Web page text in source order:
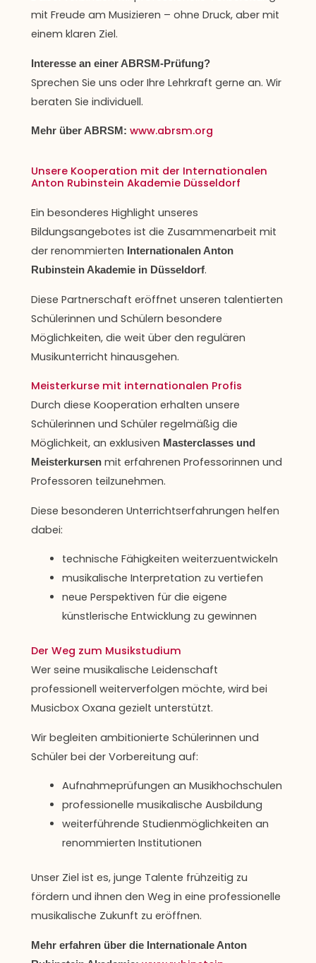
mit Freude am Musizieren – ohne Druck, aber mit
einem klaren Ziel.
Interesse an einer ABRSM-Prüfung?
Sprechen Sie uns oder Ihre Lehrkraft gerne an. Wir
beraten Sie individuell.
Mehr über ABRSM: www.abrsm.org
Unsere Kooperation mit der Internationalen
Anton Rubinstein Akademie Düsseldorf
Ein besonderes Highlight unseres
Bildungsangebotes ist die Zusammenarbeit mit
der renommierten
Internationalen Anton
Rubinstein Akademie in Düsseldorf.
Diese Partnerschaft eröffnet unseren talentierten
Schülerinnen und Schülern besondere
Möglichkeiten, die weit über den regulären
Musikunterricht hinausgehen.
Meisterkurse mit internationalen Profis
Durch diese Kooperation erhalten unsere
Schülerinnen und Schüler regelmäßig die
Möglichkeit, an exklusiven Masterclasses und
Meisterkursen mit erfahrenen Professorinnen und
Professoren teilzunehmen.
Diese besonderen Unterrichtserfahrungen helfen
dabei:
technische Fähigkeiten weiterzuentwickeln
musikalische Interpretation zu vertiefen
neue Perspektiven für die eigene
künstlerische Entwicklung zu gewinnen
Der Weg zum Musikstudium
Wer seine musikalische Leidenschaft
professionell weiterverfolgen möchte, wird bei
Musicbox Oxana gezielt unterstützt.
Wir begleiten ambitionierte Schülerinnen und
Schüler bei der Vorbereitung auf:
Aufnahmeprüfungen an Musikhochschulen
professionelle musikalische Ausbildung
weiterführende Studienmöglichkeiten an
renommierten Institutionen
Unser Ziel ist es, junge Talente frühzeitig zu
fördern und ihnen den Weg in eine professionelle
musikalische Zukunft zu eröffnen.
Mehr erfahren über die Internationale Anton